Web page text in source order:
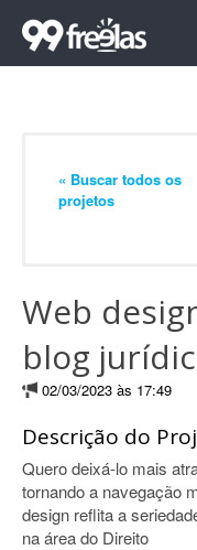
« Buscar todos os
projetos
Web
blog
02/03/2023 às 17:49
Descrição do
Quero deixá-lo mais
tornando a navegação
design reflita a
na área do Direito